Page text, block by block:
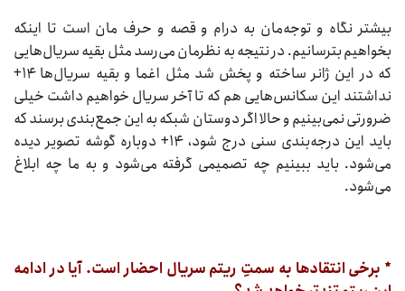
بیشتر نگاه‌ و توجه‌مان به درام و قصه و حرف مان است تا اینکه
بخواهیم بترسانیم. در نتیجه به نظرمان می‌رسد مثل بقیه سریال‌هایی
که در این ژانر ساخته و پخش شد مثل اغما و بقیه سریال‌ها ۱۴+
نداشتند این سکانس‌هایی هم که تا آخر سریال خواهیم داشت خیلی
ضرورتی نمی‌بینیم و حالا اگر دوستان شبکه به این جمع‌بندی برسند که
باید این درجه‌بندی سنی درج شود، ۱۴+ دوباره گوشه تصویر دیده
می‌شود. باید ببینیم چه تصمیمی گرفته می‌شود و به ما چه ابلاغ
می‌شود.
* برخی انتقادها به سمتِ ریتم سریال احضار است. آیا در ادامه